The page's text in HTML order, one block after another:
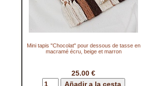
Mini tapis "Chocolat" pour dessous de tasse en
macramé écru, beige et marron
25.00 €